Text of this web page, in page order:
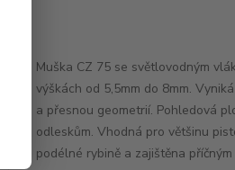
Muška CZ 75 se světlovodným
výškách od 5,5mm do 8mm.
a přesnou geometrií. Pohledová
odleskům. Vhodná pro většinu
podélné rybině a zajištěna příčným